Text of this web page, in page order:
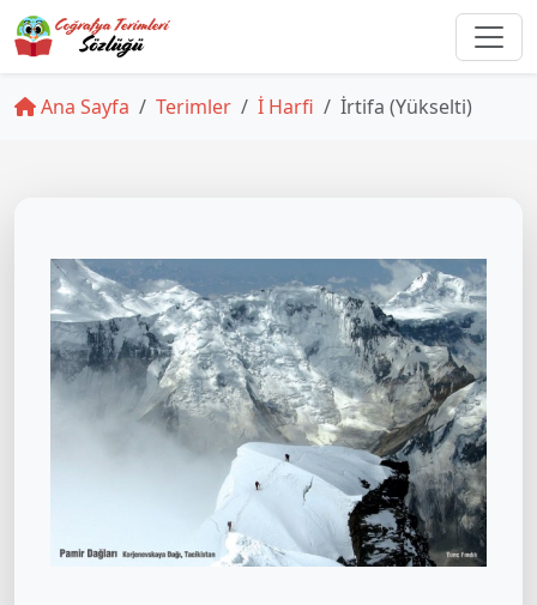
Ana Sayfa Terimler İ Harfi İrtifa (Yükselti)